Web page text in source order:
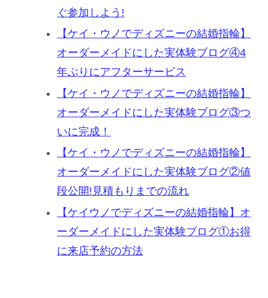
ぐ参加しよう!
【ケイ・ウノでディズニーの結婚指輪】
オーダーメイドにした実体験ブログ④4
年ぶりにアフターサービス
【ケイ・ウノでディズニーの結婚指輪】
オーダーメイドにした実体験ブログ③つ
いに完成！
【ケイ・ウノでディズニーの結婚指輪】
オーダーメイドにした実体験ブログ②値
段公開!見積もりまでの流れ
【ケイウノでディズニーの結婚指輪】オ
ーダーメイドにした実体験ブログ①お得
に来店予約の方法